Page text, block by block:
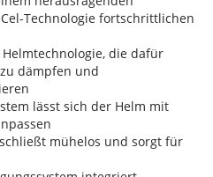
Technologie fortschrittlichen
die dafür
dämpfen und
lässt sich der Helm mit
mühelos und sorgt für